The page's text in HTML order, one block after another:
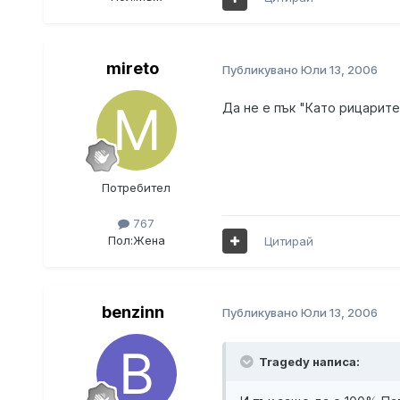
mireto
Потребител
767
Пол:Жена
Публикувано Юли 13, 2006
Да не е пък "Като
Цитирай
benzinn Публикувано Юли 13, 2006
Tragedy написа: